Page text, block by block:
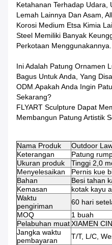
Ketahanan Terhadap Udara,
Lemah Lainnya Dan Asam,
Korosi Medium Etsa Kimia
Steel Memiliki Banyak
Perkotaan Menggunakannya.
Ini Adalah Patung Ornamen
Bagus Untuk Anda, Yang
ODM.Apakah Anda Ingin
Sekarang?
FLYART Sculpture Dapat
Membangun Patung Artistik
Nama Produk
Outdoor
Keterangan
Patung
Ukuran produk
Tinggi 2,0
Menyelesaikan
Pernis kue
Bahan
Besi tahan
Kemasan
kotak kayu
Waktu
pengiriman
60 hari
MOQ
1 buah
Pelabuhan muatXIAMEN
Jangka waktu
pembayaran
T/T, L/C,